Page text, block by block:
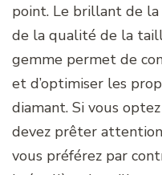
point. Le brillant de
de la qualité de la
gemme permet de
et d’optimiser les
diamant. Si vous
devez prêter
vous préférez par